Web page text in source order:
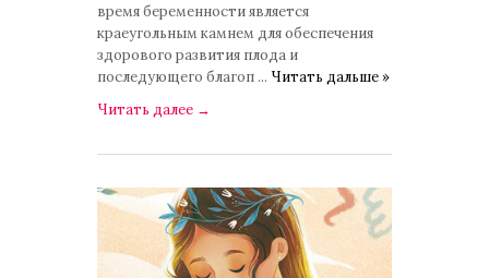
время беременности является
краеугольным камнем для обеспечения
здорового развития плода и
последующего благоп ... Читать дальше »
Читать далее →